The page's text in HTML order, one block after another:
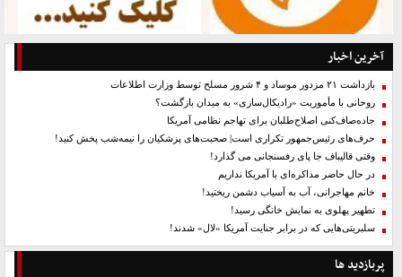
آخرین اخبار
بازداشت ۲۱ مزدور موساد و ۴ شرور مسلح توسط وزارت اطلاعات
روحانی با مأموریت «رادیکال‌سازی» به میدان بازگشت؟
جاده‌صاف‌کنی اصلاح‌طلبان برای تهاجم نظامی آمریکا
حرف‌های رئیس‌جمهور تکراری است| صحبت‌های پزشکیان را نیمه‌شب پخش کنید!
وقتی قالیباف جا پای رفسنجانی می گذارد!
در حال حاضر مذاکره‌ای با آمریکا نداریم
خانم مهاجرانی، آب به آسیاب دشمن ریختید!
تطهیر پهلوی به نمایش خانگی رسید!
سلبریتی‌هایی که در برابر جنایت آمریکا «لال» شدند!
پربازدید ها